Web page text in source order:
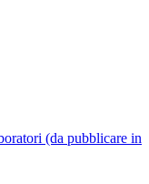
(da pubblicare in